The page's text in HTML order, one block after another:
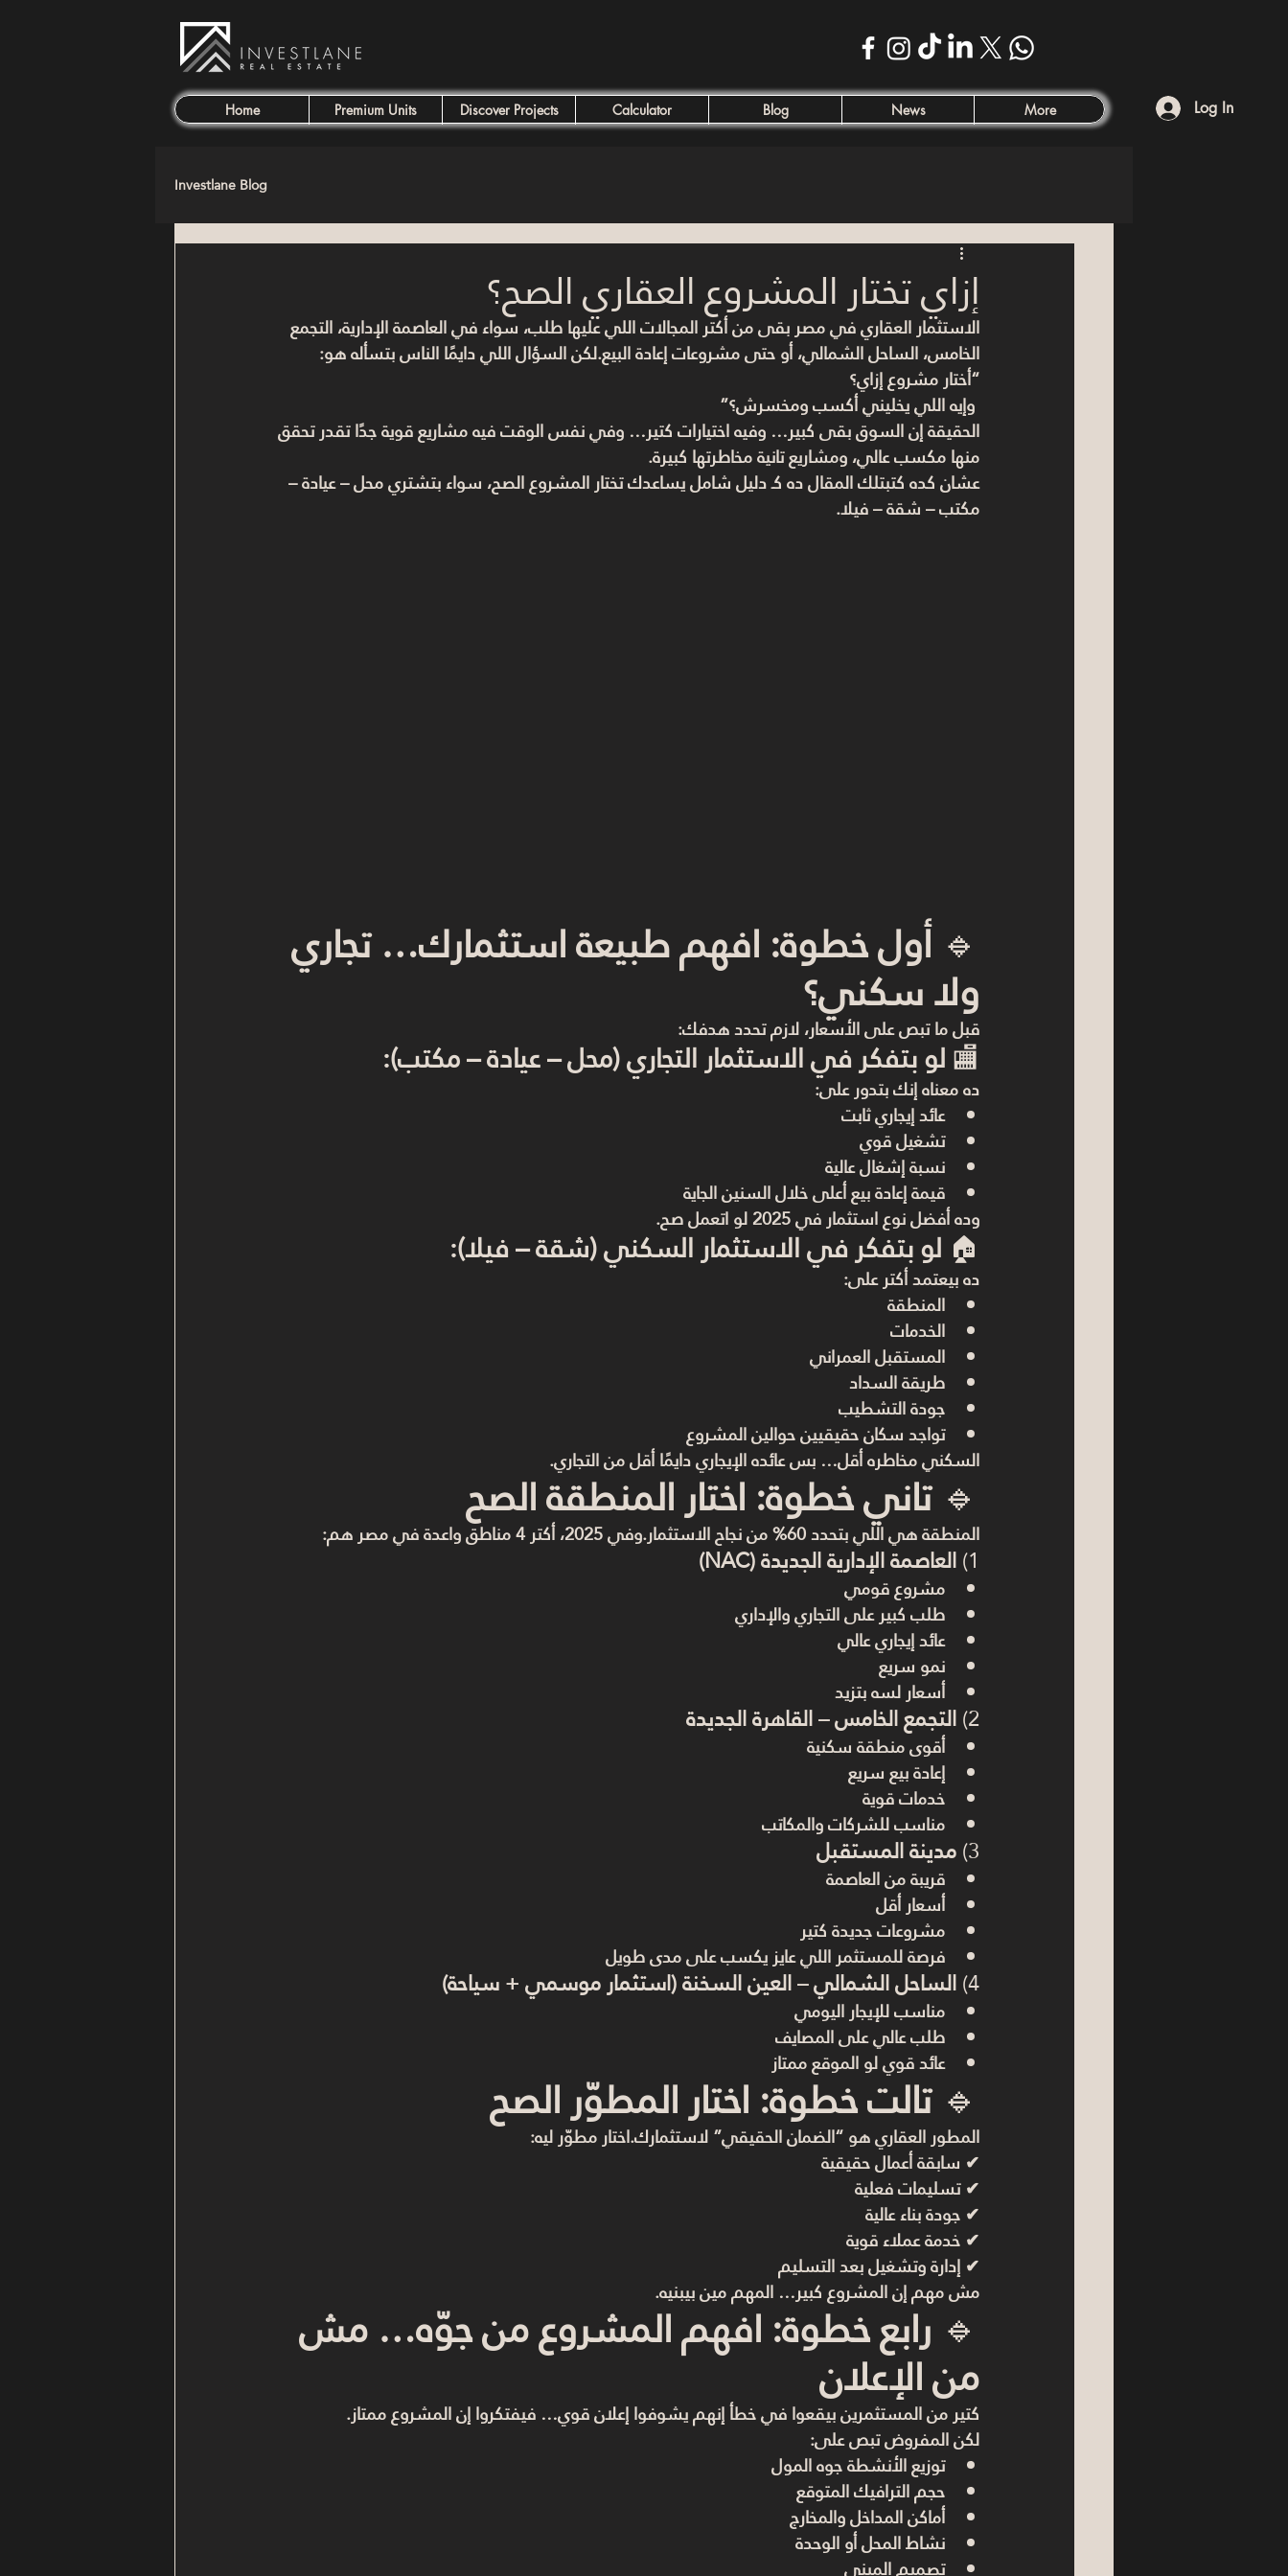
Home Premium Units Discover Projects Calculator Blog News More Log In
Investlane Blog
إزاي تختار المشروع العقاري الصح؟
الاستثمار العقاري في مصر بقى من أكتر المجالات اللي عليها طلب، سواء في العاصمة الإدارية، التجمع
الخامس، الساحل الشمالي، أو حتى مشروعات إعادة البيع.لكن السؤال اللي دايمًا الناس بتسأله هو:
“أختار مشروع إزاي؟
الحقيقة إن السوق بقى كبير… وفيه اختيارات كتير… وفي نفس الوقت فيه مشاريع قوية جدًا تقدر تحقق
منها مكسب عالي، ومشاريع تانية مخاطرتها كبيرة.
عشان كده كتبتلك المقال ده كـ دليل شامل يساعدك تختار المشروع الصح، سواء بتشتري محل – عيادة –
مكتب – شقة – فيلا.
🔹 أول خطوة: افهم طبيعة استثمارك… تجاري
ولا سكني؟
قبل ما تبص على الأسعار، لازم تحدد هدفك:
🏬 لو بتفكر في الاستثمار التجاري (محل – عيادة – مكتب):
ده معناه إنك بتدور على:
عائد إيجاري ثابت
تشغيل قوي
نسبة إشغال عالية
قيمة إعادة بيع أعلى خلال السنين الجاية
وده أفضل نوع استثمار في 2025 لو اتعمل صح.
🏠 لو بتفكر في الاستثمار السكني (شقة – فيلا):
ده بيعتمد أكتر على:
المنطقة
الخدمات
المستقبل العمراني
طريقة السداد
جودة التشطيب
تواجد سكان حقيقيين حوالين المشروع
السكني مخاطره أقل… بس عائده الإيجاري دايمًا أقل من التجاري.
🔹 تاني خطوة: اختار المنطقة الصح
المنطقة هي اللي بتحدد 60% من نجاح الاستثمار.وفي 2025، أكتر 4 مناطق واعدة في مصر هم:
1) العاصمة الإدارية الجديدة (NAC)
مشروع قومي
طلب كبير على التجاري والإداري
عائد إيجاري عالي
نمو سريع
أسعار لسه بتزيد
2) التجمع الخامس – القاهرة الجديدة
أقوى منطقة سكنية
إعادة بيع سريع
خدمات قوية
مناسب للشركات والمكاتب
3) مدينة المستقبل
قريبة من العاصمة
أسعار أقل
مشروعات جديدة كتير
فرصة للمستثمر اللي عايز يكسب على مدى طويل
4) الساحل الشمالي – العين السخنة (استثمار موسمي + سياحة)
مناسب للإيجار اليومي
طلب عالي على المصايف
عائد قوي لو الموقع ممتاز
🔹 تالت خطوة: اختار المطوّر الصح
المطور العقاري هو “الضمان الحقيقي” لاستثمارك.اختار مطوّر ليه:
✔ سابقة أعمال حقيقية
✔ تسليمات فعلية
✔ جودة بناء عالية
✔ خدمة عملاء قوية
✔ إدارة وتشغيل بعد التسليم
مش مهم إن المشروع كبير… المهم مين بيبنيه.
🔹 رابع خطوة: افهم المشروع من جوّه… مش
من الإعلان
كتير من المستثمرين بيقعوا في خطأ إنهم يشوفوا إعلان قوي… فيفتكروا إن المشروع ممتاز.
لكن المفروض تبص على:
توزيع الأنشطة جوه المول
حجم الترافيك المتوقع
أماكن المداخل والمخارج
نشاط المحل أو الوحدة
تصميم المبنى